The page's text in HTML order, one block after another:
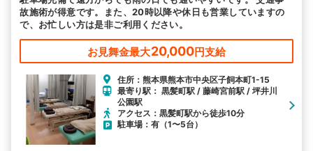
故施術が得意です。また、20時以降や休日も営業していますの
で、お忙しい方は是非ご利用ください。
お見舞金最大20,000円支給
住所：熊本県熊本市中央区子飼本町1-15
最寄り駅： 黒髪町駅 / 藤崎宮前駅 / 坪井川
公園駅
アクセス：黒髪町駅から徒歩10分
駐車場：有（1〜5台）